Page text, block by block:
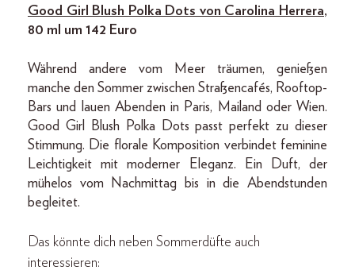
Good Girl Blush Polka Dots von Carolina Herrera,
80 ml um 142 Euro
Während andere vom Meer träumen, genießen
manche den Sommer zwischen Straßencafés, Rooftop-
Bars und lauen Abenden in Paris, Mailand oder Wien.
Good Girl Blush Polka Dots passt perfekt zu dieser
Stimmung. Die florale Komposition verbindet feminine
Leichtigkeit mit moderner Eleganz. Ein Duft, der
mühelos vom Nachmittag bis in die Abendstunden
begleitet.
Das könnte dich neben Sommerdüfte auch
interessieren: